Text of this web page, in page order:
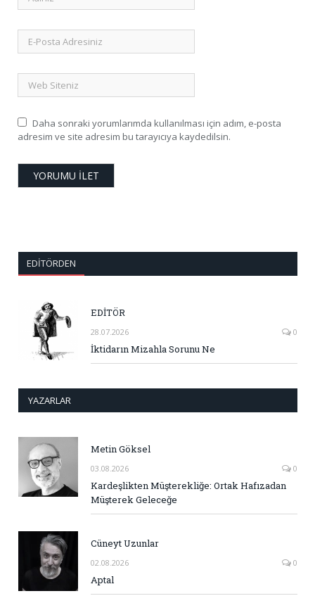
Daha sonraki yorumlarımda kullanılması için adım, e-posta
adresim ve site adresim bu tarayıcıya kaydedilsin.
EDITÖRDEN
EDİTÖR
28.07.2026 0
İktidarın Mizahla Sorunu Ne
YAZARLAR
Metin Göksel
03.08.2026 0
Kardeşlikten Müşterekliğe: Ortak Hafızadan
Müşterek Geleceğe
Cüneyt Uzunlar
02.08.2026 0
Aptal